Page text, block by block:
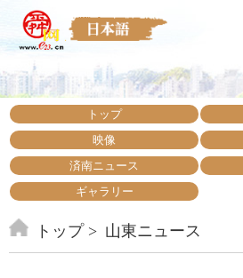
トップ
映像
済南ニュース
ギャラリー
トップ 山東ニュース